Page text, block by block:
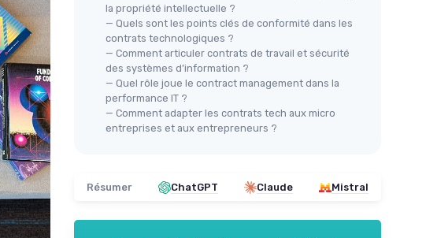
la propriété intellectuelle ?
— Quels sont les points clés de conformité dans les
contrats technologiques ?
— Comment articuler contrats de travail et sécurité
des systèmes d’information ?
— Quel rôle joue le contract management dans la
performance IT ?
— Comment adapter les contrats tech aux micro
entreprises et aux entrepreneurs ?
Résumer ChatGPT Claude Mistral